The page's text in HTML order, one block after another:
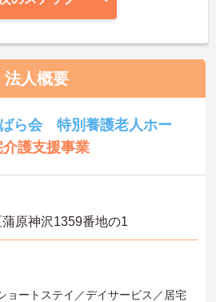
法人概要
ら会 特別養護老人ホー
介護支援事業
原神沢1359番地の1
ョートステイ／デイサービス／居宅